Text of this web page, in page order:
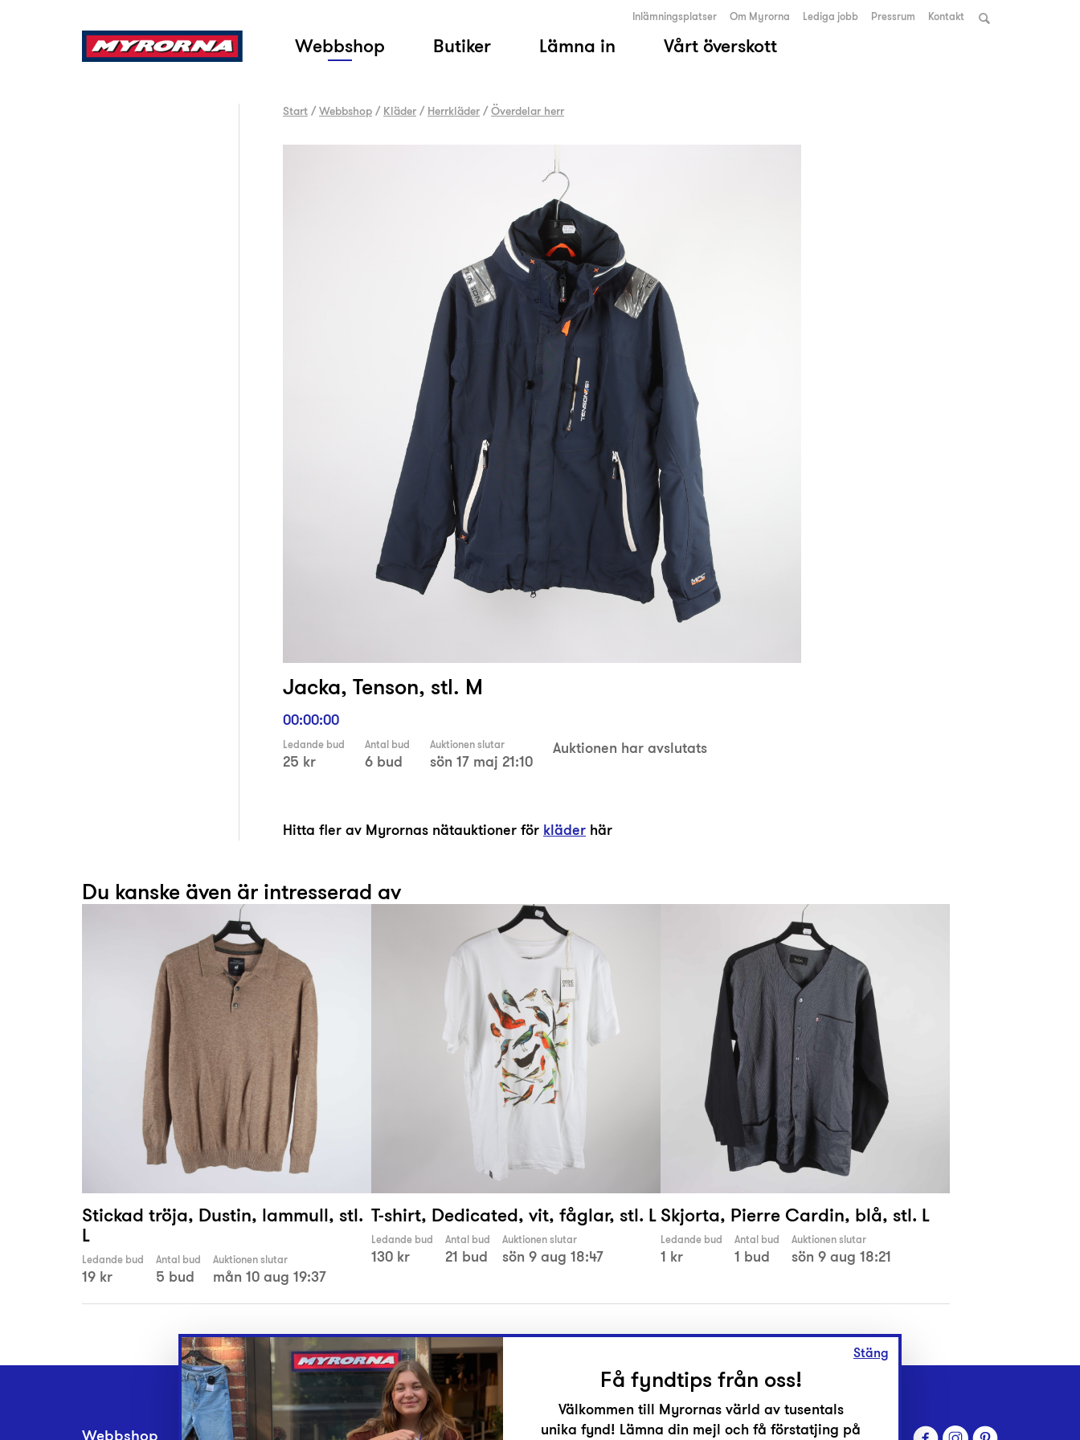
Webbshop Butiker Lämna in Vårt överskott
Inlämningsplatser Om Myrorna Lediga jobb Pressrum Kontakt
Start /Webbshop / Kläder / Herrkläder /Överdelar herr
Jacka, Tenson, stl. M
00:00:00
Ledande bud
25 kr
Antal bud
6 bud
Auktionen slutar
sön 17 maj 21:10
Auktionen har avslutats
Hitta fler av Myrornas nätauktioner för kläder här
Du kanske även är intresserad av
Stickad tröja, Dustin, lammull, stl.
L
Ledande bud
19 kr
Antal bud
5 bud
Auktionen slutar
mån 10 aug 19:37
T-shirt, Dedicated, vit, fåglar, stl. L
Ledande bud
130 kr
Antal bud
21 bud
Auktionen slutar
sön 9 aug 18:47
Skjorta, Pierre Cardin, blå, stl. L
Ledande bud
1 kr
Antal bud
1 bud
Auktionen slutar
sön 9 aug 18:21
Stäng
Få fyndtips från oss!
Välkommen till Myrornas värld av tusentals
unika fynd! Lämna din mejl och få förstatjing på